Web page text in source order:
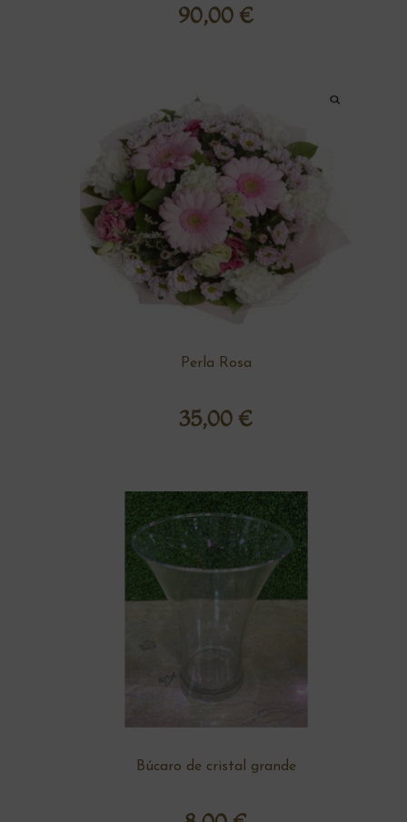
90,00 €
Perla Rosa
35,00 €
Búcaro de cristal grande